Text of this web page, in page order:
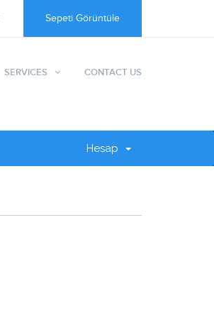
Sepeti Görüntüle
SERVICES CONTACT US
Hesap